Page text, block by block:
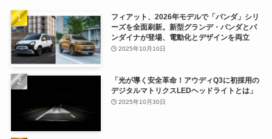
フィアット、2026年モデルで「パンダ」シリ
ーズを全面刷新。新型グランデ・パンダとパ
ンダイナが登場、電動化とデザインを両立
2025年10月10日
「光が導く安全革命！アウディQ3に初採用の
デジタルマトリクスLEDヘッドライトとは」
2025年10月30日